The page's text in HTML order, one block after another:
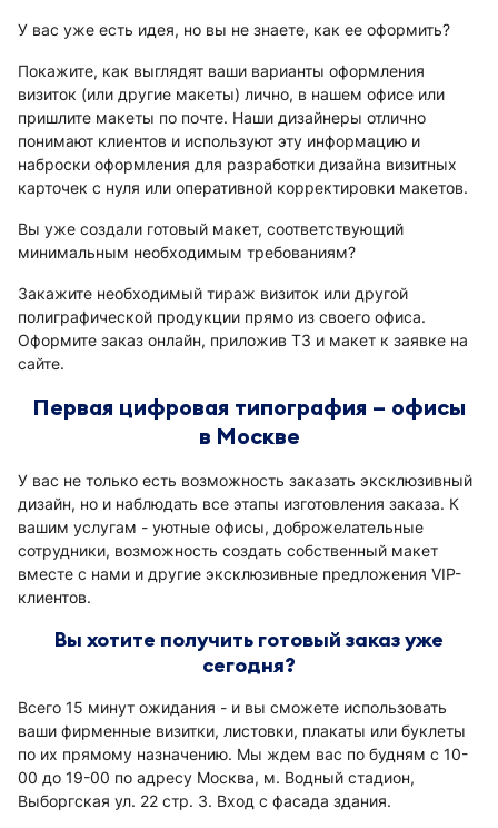
У вас уже есть идея, но вы не знаете, как ее оформить?
Покажите, как выглядят ваши варианты оформления
визиток (или другие макеты) лично, в нашем офисе или
пришлите макеты по почте. Наши дизайнеры отлично
понимают клиентов и используют эту информацию и
наброски оформления для разработки дизайна визитных
карточек с нуля или оперативной корректировки макетов.
Вы уже создали готовый макет, соответствующий
минимальным необходимым требованиям?
Закажите необходимый тираж визиток или другой
полиграфической продукции прямо из своего офиса.
Оформите заказ онлайн, приложив ТЗ и макет к заявке на
сайте.
Первая цифровая типография – офисы
в Москве
У вас не только есть возможность заказать эксклюзивный
дизайн, но и наблюдать все этапы изготовления заказа. К
вашим услугам - уютные офисы, доброжелательные
сотрудники, возможность создать собственный макет
вместе с нами и другие эксклюзивные предложения VIP-
клиентов.
Вы хотите получить готовый заказ уже
сегодня?
Всего 15 минут ожидания - и вы сможете использовать
ваши фирменные визитки, листовки, плакаты или буклеты
по их прямому назначению. Мы ждем вас по будням с 10-
00 до 19-00 по адресу Москва, м. Водный стадион,
Выборгская ул. 22 стр. 3. Вход с фасада здания.